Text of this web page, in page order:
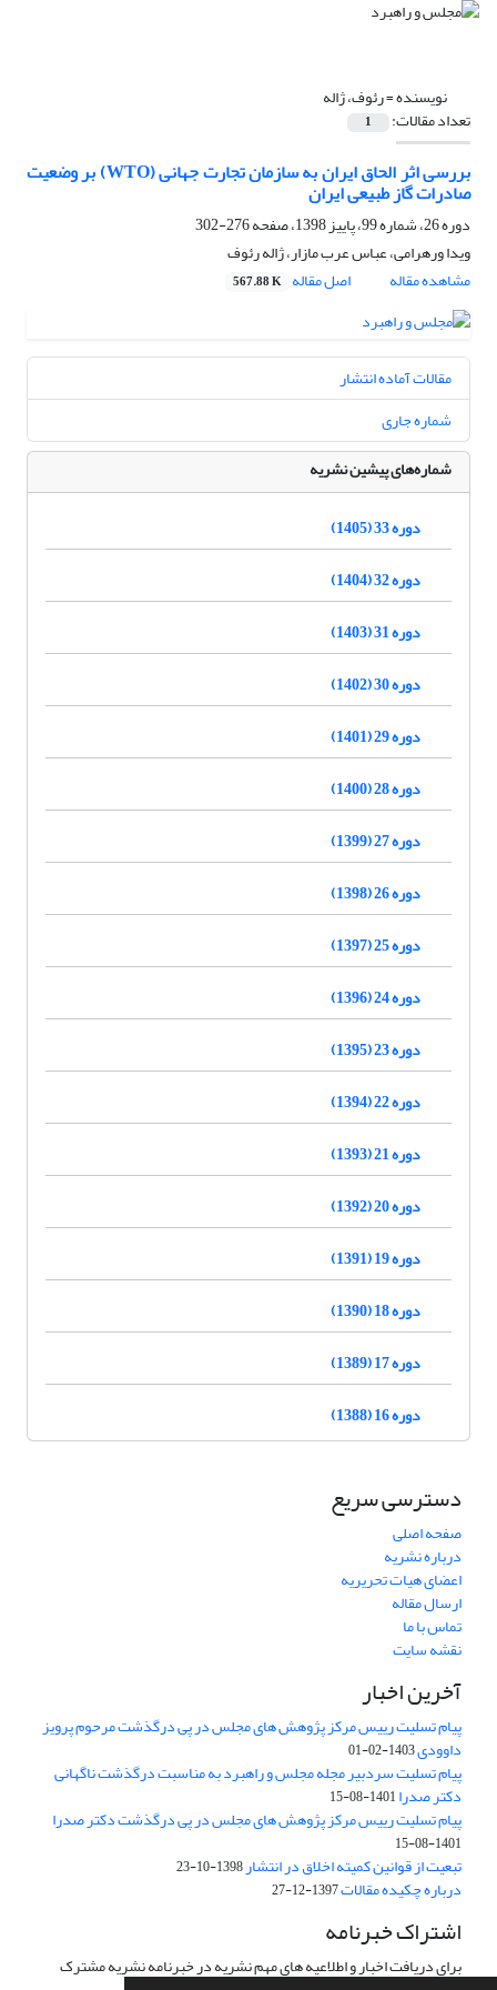
نویسنده =رئوف، ژاله
تعداد مقالات: 1
بررسی اثر الحاق ایران به سازمان تجارت جهانی (WTO) بر وضعیت
صادرات گاز طبیعی ایران
دوره 26، شماره 99، پاییز 1398، صفحه
276-302
ویدا ورهرامی، عباس عرب مازار، ژاله رئوف
مشاهده مقاله
اصل مقاله 567.88 K
مقالات آماده انتشار
شماره جاری
شماره‌های پیشین نشریه
دوره 33 (1405)
دوره 32 (1404)
دوره 31 (1403)
دوره 30 (1402)
دوره 29 (1401)
دوره 28 (1400)
دوره 27 (1399)
دوره 26 (1398)
دوره 25 (1397)
دوره 24 (1396)
دوره 23 (1395)
دوره 22 (1394)
دوره 21 (1393)
دوره 20 (1392)
دوره 19 (1391)
دوره 18 (1390)
دوره 17 (1389)
دوره 16 (1388)
دسترسی سریع
صفحه اصلی
درباره نشریه
اعضای هیات تحریریه
ارسال مقاله
تماس با ما
نقشه سایت
آخرین اخبار
پیام تسلیت رییس مرکز پژوهش های مجلس در پی درگذشت مرحوم پرویز
داوودی1403-02-01
پیام تسلیت سردبیر مجله مجلس و راهبرد به مناسبت درگذشت ناگهانی
دکتر صدرا1401-08-15
پیام تسلیت رییس مرکز پژوهش های مجلس در پی درگذشت دکتر صدرا
1401-08-15
تبعیت از قوانین کمیته اخلاق در انتشار1398-10-23
درباره چکیده مقالات1397-12-27
اشتراک خبرنامه
برای دریافت اخبار و اطلاعیه های مهم نشریه در خبرنامه نشریه مشترک